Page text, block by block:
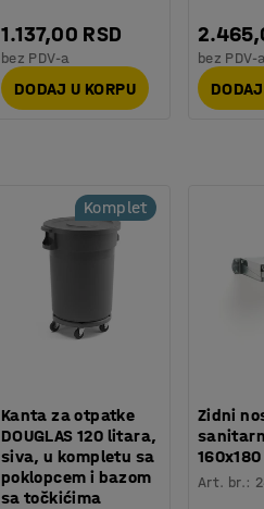
1.137,00 RSD
bez PDV-a
DODAJ U KORPU
bez PDV-
Komplet
Kanta za otpatke
DOUGLAS 120 litara,
siva, u kompletu sa
poklopcem i bazom
sa točkićima
Zidni
Art. br.: